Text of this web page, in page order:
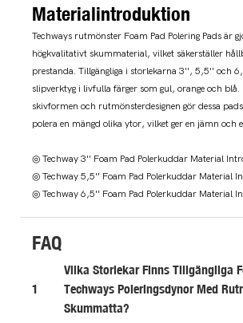
Materialintroduktion
Techways rutmönster Foam Pad Polering Pads är
högkvalitativt skummaterial, vilket säkerställer
prestanda. Tillgängliga i storlekarna 3'', 5,5'' och
slipverktyg i livfulla färger som gul, orange och blå.
skivformen och rutmönsterdesignen gör dessa
polera en mängd olika ytor, vilket ger en jämn och
◎ Techway 3'' Foam Pad Polerkuddar Material
◎ Techway 5,5'' Foam Pad Polerkuddar Material
◎ Techway 6,5'' Foam Pad Polerkuddar Material
FAQ
1
Vilka Storlekar Finns Tillgängliga
Techways Poleringsdynor Med
Skummatta?